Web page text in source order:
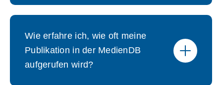
Wie erfahre ich, wie oft meine
Publikation in der MedienDB
aufgerufen wird?